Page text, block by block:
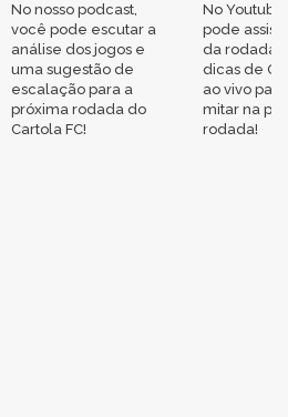
No nosso podcast,
você pode escutar a
análise dos jogos e
uma sugestão de
escalação para a
próxima rodada do
Cartola FC!
No
pode
da rodada,
dicas de
ao vivo
mitar na
rodada!